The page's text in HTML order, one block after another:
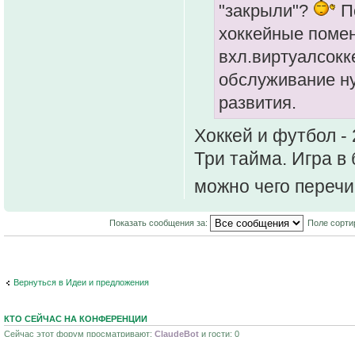
"закрыли"?
хоккейные
обслуживание
развития.
Хоккей и футбол
Три тайма. Игра в
можно чего
Показать сообщения за: Поле
Вернуться в Идеи и предложения
КТО СЕЙЧАС НА КОНФЕРЕНЦИИ
Сейчас этот форум просматривают: ClaudeBot и гости: 0